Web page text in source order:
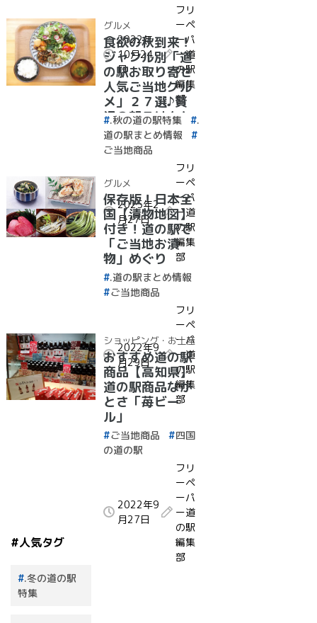
2022年
10月24
日
フリ
ーペ
ーパ
ー道
の駅
編集
部
グルメ
食欲の秋到来！
ジャンル別「道
の駅お取り寄せ
人気ご当地グル
メ」２７選♪贅
沢の朝ごはんと
道の駅
.秋の道の駅特集
.
道の駅まとめ情報
ご当地商品
2025年2
月27日
フリ
ーペ
ーパ
ー道
の駅
編集
部
グルメ
保存版！日本全
国【漬物地図】
付き！道の駅で
「ご当地お漬
物」めぐり
.道の駅まとめ情報
ご当地商品
2022年9
月29日
フリ
ーペ
ーパ
ー道
の駅
編集
部
ショッピング・お土産
おすすめ道の駅
商品【高知県】
道の駅商品なか
とさ「苺ビー
ル」
ご当地商品
四国
の道の駅
2022年9
月27日
フリ
ーペ
ーパ
ー道
の駅
編集
部
#人気タグ
.冬の道の駅
特集